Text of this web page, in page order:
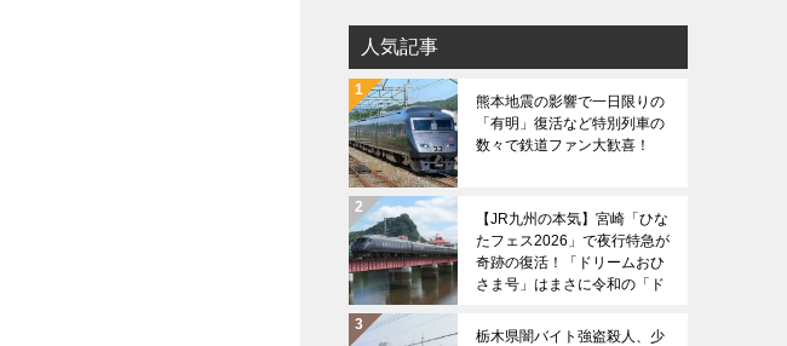
リ
ー
人気記事
熊本地震の影響で一日限りの
「有明」復活など特別列車の
数々で鉄道ファン大歓喜！
【JR九州の本気】宮崎「ひな
たフェス2026」で夜行特急が
奇跡の復活！「ドリームおひ
さま号」はまさに令和の「ド
栃木県闇バイト強盗殺人、少